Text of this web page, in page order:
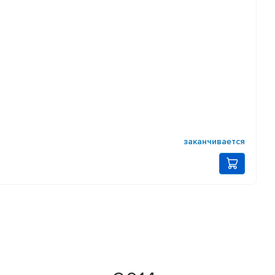
заканчивается